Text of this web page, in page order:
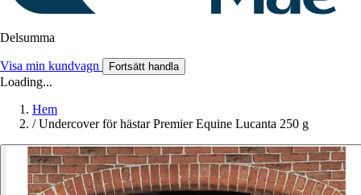
Delsumma
Visa min kundvagn Fortsätt handla
Loading...
Hem
/ Undercover för hästar Premier Equine Lucanta 250 g